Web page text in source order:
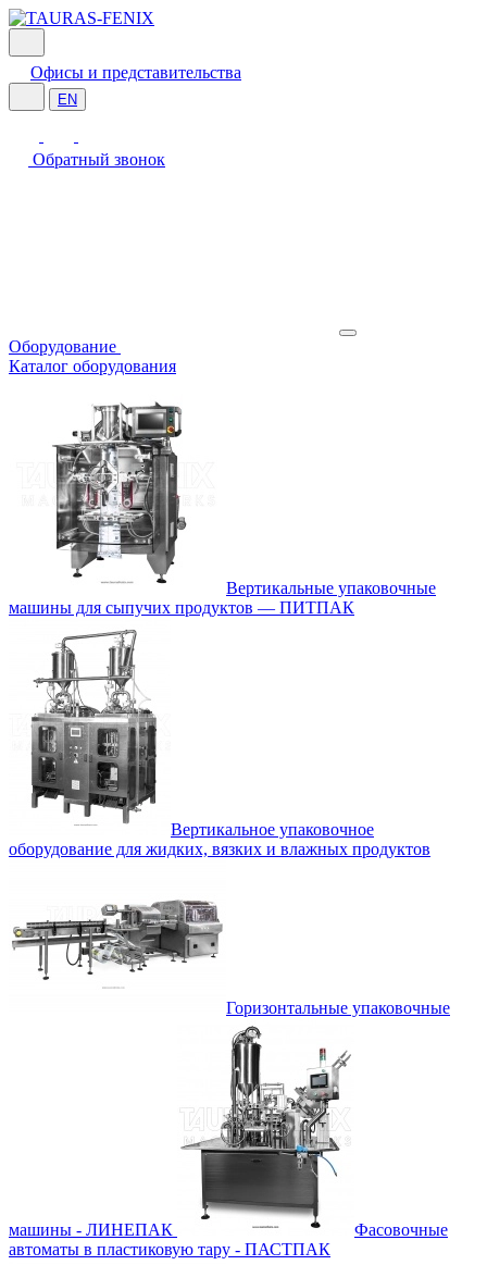
Офисы и представительства
EN
Обратный звонок
Оборудование
Каталог оборудования
Вертикальные упаковочные
машины для сыпучих продуктов — ПИТПАК
Вертикальное упаковочное
оборудование для жидких, вязких и влажных продуктов
Горизонтальные упаковочные
машины - ЛИНЕПАК
Фасовочные
автоматы в пластиковую тару - ПАСТПАК